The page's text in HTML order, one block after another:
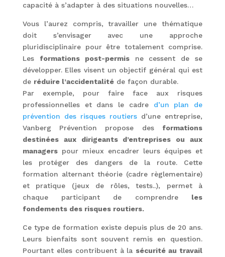
capacité à s’adapter à des situations nouvelles…
Vous l’aurez compris, travailler une thématique
doit s’envisager avec une approche
pluridisciplinaire pour être totalement comprise.
Les formations post-permisne cessent de se
développer. Elles visent un objectif général qui est
de réduire l’accidentalitéde façon durable.
Par exemple, pour faire face aux risques
professionnelles et dans le cadre d’un plan de
prévention des risques routiers d’une entreprise,
Vanberg Prévention propose des formations
destinées aux dirigeants d’entreprises ou aux
managerspour mieux encadrer leurs équipes et
les protéger des dangers de la route. Cette
formation alternant théorie (cadre règlementaire)
et pratique (jeux de rôles, tests..), permet à
chaque participant de comprendre les
fondements des risques routiers.
Ce type de formation existe depuis plus de 20 ans.
Leurs bienfaits sont souvent remis en question.
Pourtant elles contribuent à la sécurité au travail